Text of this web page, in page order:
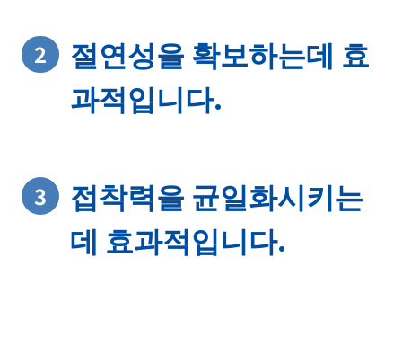
2
절연성을 확보하는데 효
과적입니다.
3
접착력을 균일화시키는
데 효과적입니다.